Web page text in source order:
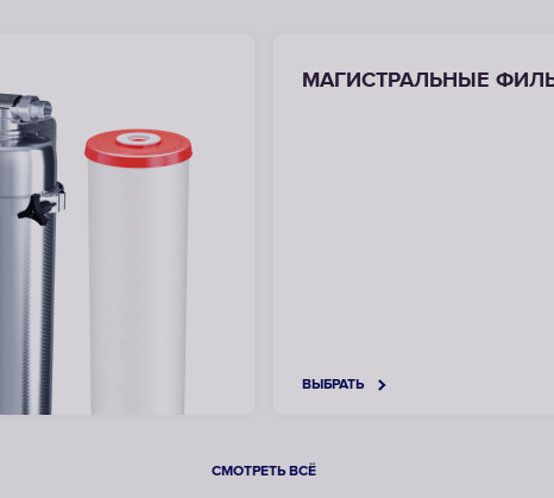
МАГИСТРАЛЬНЫЕ
ВЫБРАТЬ
СМОТРЕТЬ ВСЁ